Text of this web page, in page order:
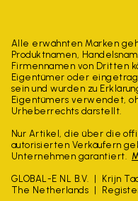
Alle erwähnten Marken
Produktnamen,
Firmennamen von Dritten
Eigentümer oder
sein und wurden zu
Eigentümers verwendet,
Urheberrechts darstellt.
Nur Artikel, die über die
autorisierten Verkäufern
Unternehmen garantiert.
GLOBAL-E NL B.V.
Krijn
The Netherlands